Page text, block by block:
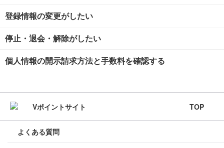
登録情報の変更がしたい
停止・退会・解除がしたい
個人情報の開示請求方法と手数料を確認する
TOP
よくある質問